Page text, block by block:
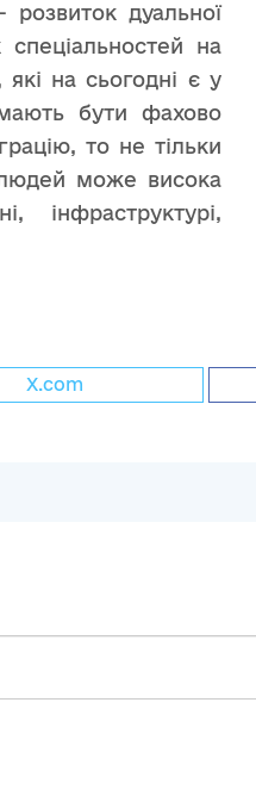
дуальної
на
які на сьогодні є у
бути фахово
то не тільки
може висока
X.com